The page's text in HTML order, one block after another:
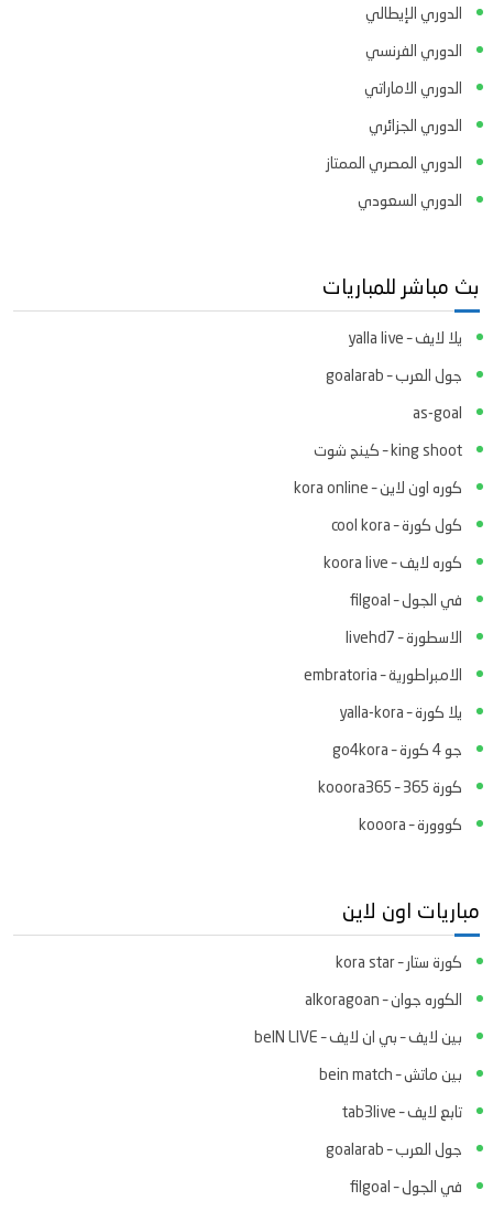
الدوري الإيطالي
الدوري الفرنسي
الدوري الاماراتي
الدوري الجزائري
الدوري المصري الممتاز
الدوري السعودي
بث مباشر للمباريات
يلا لايف – yalla live
جول العرب – goalarab
as-goal
king shoot – كينج شوت
كوره اون لاين – kora online
كول كورة – cool kora
كوره لايف – koora live
في الجول – filgoal
الاسطورة – livehd7
الامبراطورية – embratoria
يلا كورة – yalla-kora
جو 4 كورة – go4kora
كورة 365 – kooora365
كووورة – kooora
مباريات اون لاين
كورة ستار – kora star
الكوره جوان – alkoragoan
بين لايف – بي ان لايف – beIN LIVE
بين ماتش – bein match
تابع لايف – tab3live
جول العرب – goalarab
في الجول – filgoal